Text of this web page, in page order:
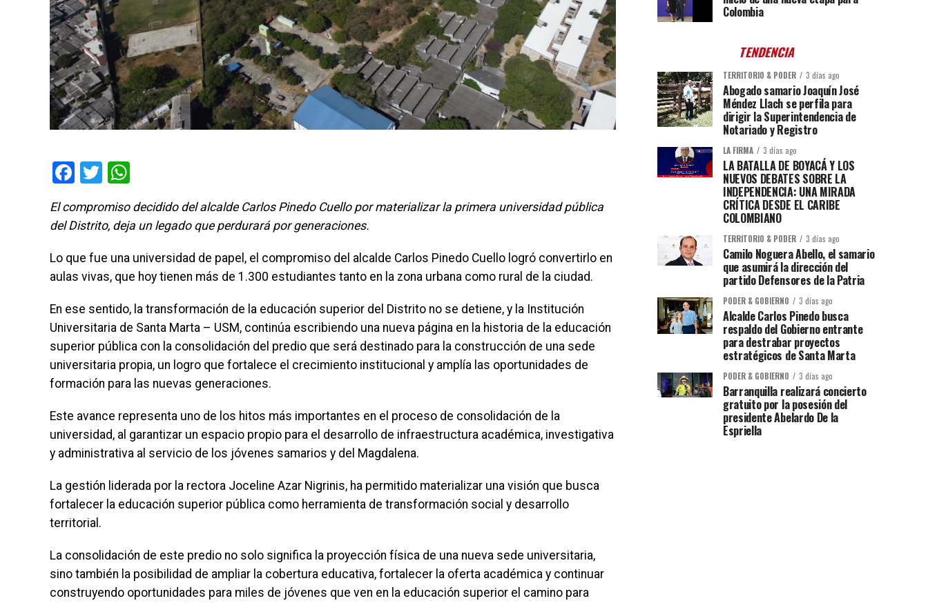
Facebook
Twitter
El compromiso decidido del alcalde Carlos Pinedo Cuello por materializar la primera universidad pública
del Distrito, deja un legado que perdurará por generaciones.
Lo que fue una universidad de papel, el compromiso del alcalde Carlos Pinedo Cuello logró convertirlo en
aulas vivas, que hoy tienen más de 1.300 estudiantes tanto en la zona urbana como rural de la ciudad.
En ese sentido, la transformación de la educación superior del Distrito no se detiene, y la Institución
Universitaria de Santa Marta – USM, continúa escribiendo una nueva página en la historia de la educación
superior pública con la consolidación del predio que será destinado para la construcción de una sede
universitaria propia, un logro que fortalece el crecimiento institucional y amplía las oportunidades de
formación para las nuevas generaciones.
Este avance representa uno de los hitos más importantes en el proceso de consolidación de la
universidad, al garantizar un espacio propio para el desarrollo de infraestructura académica, investigativa
y administrativa al servicio de los jóvenes samarios y del Magdalena.
La gestión liderada por la rectora Joceline Azar Nigrinis, ha permitido materializar una visión que busca
fortalecer la educación superior pública como herramienta de transformación social y desarrollo
territorial.
La consolidación de este predio no solo significa la proyección física de una nueva sede universitaria,
sino también la posibilidad de ampliar la cobertura educativa, fortalecer la oferta académica y continuar
construyendo oportunidades para miles de jóvenes que ven en la educación superior el camino para
Colombia
TENDENCIA
TERRITORIO & PODER 3 días ago
Abogado samario Joaquín José
Méndez Llach se perfila para
dirigir la Superintendencia de
Notariado y Registro
LA FIRMA 3 días ago
LA BATALLA DE BOYACÁ Y LOS
NUEVOS DEBATES SOBRE LA
INDEPENDENCIA: UNA MIRADA
CRÍTICA DESDE EL CARIBE
COLOMBIANO
TERRITORIO & PODER 3 días ago
Camilo Noguera Abello, el samario
que asumirá la dirección del
partido Defensores de la Patria
PODER & GOBIERNO 3 días ago
Alcalde Carlos Pinedo busca
respaldo del Gobierno entrante
para destrabar proyectos
estratégicos de Santa Marta
PODER & GOBIERNO 3 días ago
Barranquilla realizará concierto
gratuito por la posesión del
presidente Abelardo De la
Espriella